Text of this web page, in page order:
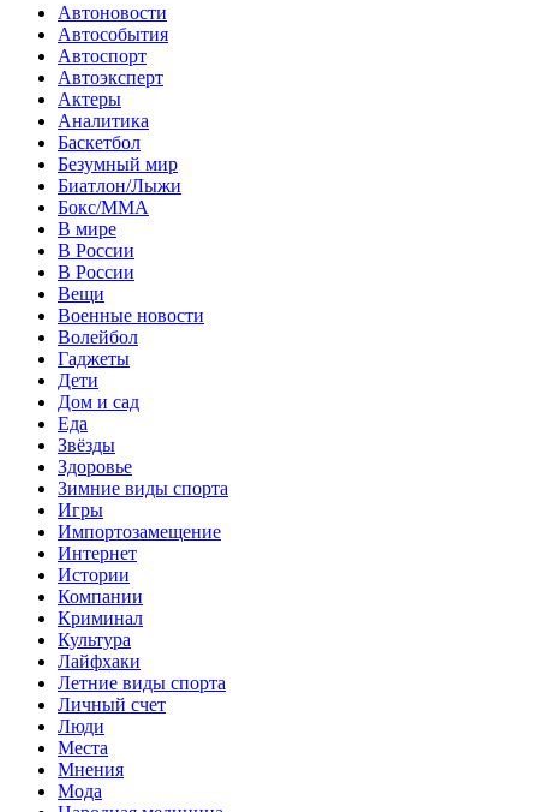
Автоновости
Автособытия
Автоспорт
Автоэксперт
Актеры
Аналитика
Баскетбол
Безумный мир
Биатлон/Лыжи
Бокс/MMA
В мире
В России
В России
Вещи
Военные новости
Волейбол
Гаджеты
Дети
Дом и сад
Еда
Звёзды
Здоровье
Зимние виды спорта
Игры
Импортозамещение
Интернет
Истории
Компании
Криминал
Культура
Лайфхаки
Летние виды спорта
Личный счет
Люди
Места
Мнения
Мода